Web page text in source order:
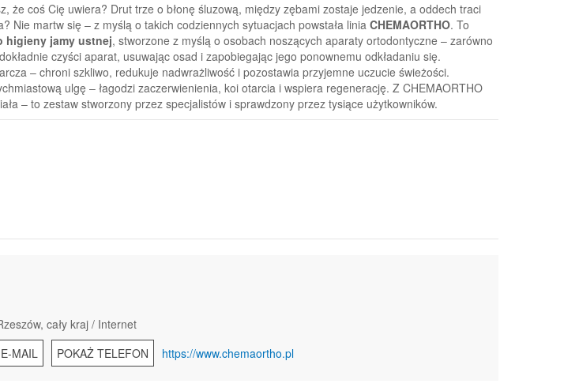
że coś Cię uwiera? Drut trze o błonę śluzową, między zębami zostaje jedzenie, a oddech traci
Nie martw się – z myślą o takich codziennych sytuacjach powstała linia CHEMAORTHO. To
higieny jamy ustnej, stworzone z myślą o osobach noszących aparaty ortodontyczne – zarówno
dokładnie czyści aparat, usuwając osad i zapobiegając jego ponownemu odkładaniu się.
– chroni szkliwo, redukuje nadwrażliwość i pozostawia przyjemne uczucie świeżości.
ulgę – łagodzi zaczerwienienia, koi otarcia i wspiera regenerację. Z CHEMAORTHO
– to zestaw stworzony przez specjalistów i sprawdzony przez tysiące użytkowników.
cały kraj / Internet
MAIL POKAŻ TELEFON https://www.chemaortho.pl